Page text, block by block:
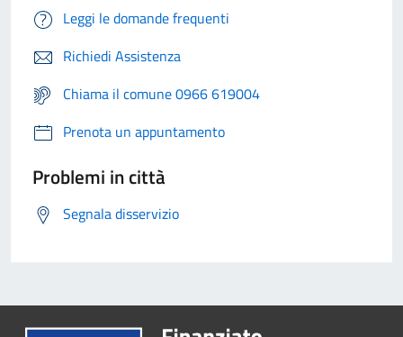
Leggi le domande frequenti
Richiedi Assistenza
Chiama il comune 0966 619004
Prenota un appuntamento
Problemi in città
Segnala disservizio